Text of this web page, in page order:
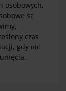
osobowych,
są
czas
gdy nie